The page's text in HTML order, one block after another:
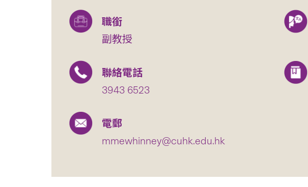
職銜
副教授
聯絡電話
3943 6523
電郵
mmewhinney@cuhk.edu.hk